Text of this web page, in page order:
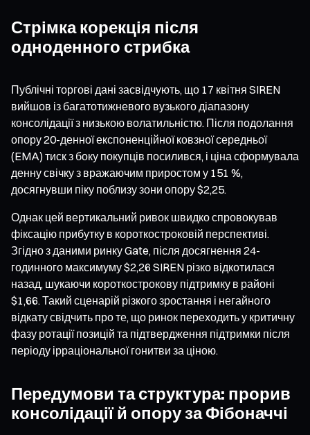
Стрімка корекція після
одноденного стрибка
Публічні торгові дані засвідчують, що 17 квітня SIREN
вийшов із багатотижневого вузького діапазону
консолідації з низькою волатильністю. Після подолання
опору 20-денної експоненційної ковзної середньої
(EMA) тиск з боку покупців посилився, і ціна сформувала
денну свічку з вражаючим приростом у 151 %,
досягнувши піку поблизу зони опору $2,25.
Однак цей вертикальний ривок швидко спровокував
фіксацію прибутку в короткостроковій перспективі.
Згідно з даними ринку Gate, після досягнення 24-
годинного максимуму $2,26 SIREN різко відкотилася
назад, шукаючи короткострокову підтримку в районі
$1,66. Такий сценарій різкого зростання і негайного
відкату свідчить про те, що ринок переходить у критичну
фазу ротації позицій та підтвердження підтримки після
періоду ірраціональної гонитви за ціною.
Передумови та структура: прорив
консолідації й опору за Фібоначчі